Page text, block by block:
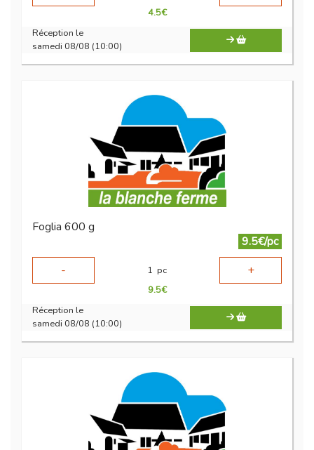
4.5€
Réception le
samedi 08/08 (10:00)
Foglia 600 g
9.5€/pc
-
1 pc +
9.5€
Réception le
samedi 08/08 (10:00)